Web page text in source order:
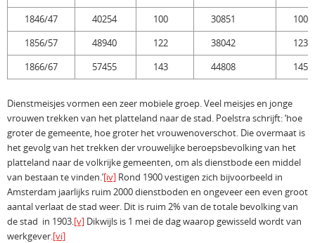
1846/47 40254 100 30851
100
1856/57
48940 122 38042
123
1866/67
57455 143 44808 145
Dienstmeisjes vormen een zeer mobiele groep. Veel meisjes en jonge
vrouwen trekken van het platteland naar de stad. Poelstra schrijft: ‘hoe
groter de gemeente, hoe groter het vrouwenoverschot. Die overmaat is
het gevolg van het trekken der vrouwelijke beroepsbevolking van het
platteland naar de volkrijke gemeenten, om als dienstbode een middel
van bestaan te vinden.’[iv] Rond 1900 vestigen zich bijvoorbeeld in
Amsterdam jaarlijks ruim 2000 dienstboden en ongeveer een even groot
aantal verlaat de stad weer. Dit is ruim 2% van de totale bevolking van
de stad in 1903.[v] Dikwijls is 1 mei de dag waarop gewisseld wordt van
werkgever.[vi]